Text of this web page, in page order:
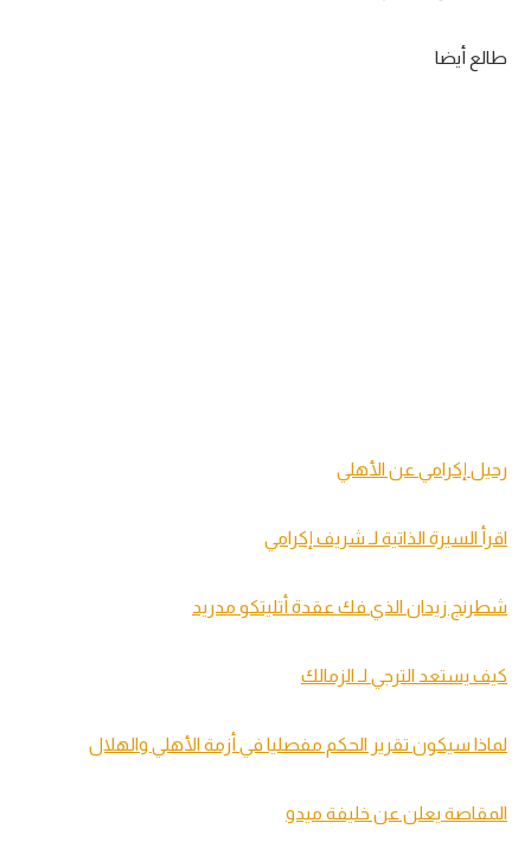
طالع أيضا
رحيل إكرامي عن الأهلي
اقرأ السيرة الذاتية لـ شريف إكرامي
شطرنج زيدان الذي فك عقدة أتليتكو مدريد
كيف يستعد الترجي لـ الزمالك
لماذا سيكون تقرير الحكم مفصليا في أزمة الأهلي والهلال
المقاصة يعلن عن خليفة ميدو